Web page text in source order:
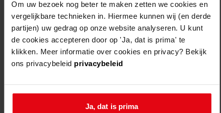
Om uw bezoek nog beter te maken zetten we cookies en
vergelijkbare technieken in. Hiermee kunnen wij (en derde
partijen) uw gedrag op onze website analyseren. U kunt
de cookies accepteren door op 'Ja, dat is prima' te
klikken. Meer informatie over cookies en privacy? Bekijk
ons privacybeleid privacybeleid
Ja, dat is prima
1
gemeente adres beschrijving jaar
koggenlandheermoes
abbekerk,
een brug aan